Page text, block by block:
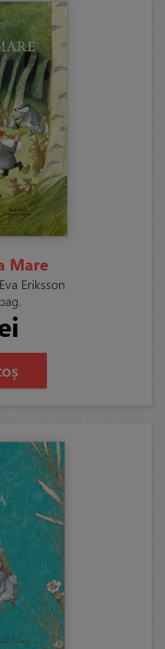
Mare
Eriksson